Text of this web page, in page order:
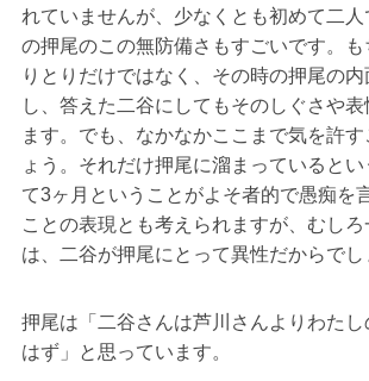
れていませんが、少なくとも初めて二
の押尾のこの無防備さもすごいです。
りとりだけではなく、その時の押尾の
し、答えた二谷にしてもそのしぐさや表
ます。でも、なかなかここまで気を許
ょう。それだけ押尾に溜まっていると
て3ヶ月ということがよそ者的で愚痴を
ことの表現とも考えられますが、むし
は、二谷が押尾にとって異性だからでし
押尾は「二谷さんは芦川さんよりわた
はず」と思っています。